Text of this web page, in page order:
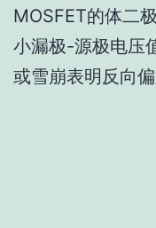
MOSFET的体二
小漏极-源极电压
或雪崩表明反向